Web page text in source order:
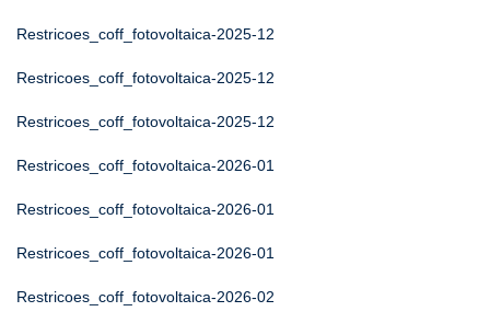
Restricoes_coff_fotovoltaica-2025-12
Restricoes_coff_fotovoltaica-2025-12
Restricoes_coff_fotovoltaica-2025-12
Restricoes_coff_fotovoltaica-2026-01
Restricoes_coff_fotovoltaica-2026-01
Restricoes_coff_fotovoltaica-2026-01
Restricoes_coff_fotovoltaica-2026-02